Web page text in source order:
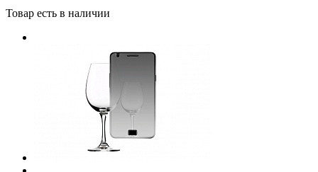
Товар есть в наличии